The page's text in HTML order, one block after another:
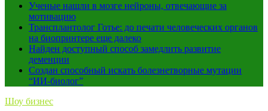
Ученые нашли в мозге нейроны, отвечающие за
мотивацию
Трансплантолог Готье: до печати человеческих органов
на биопринтере еще далеко
Найден доступный способ замедлить развитие
деменции
Создан способный искать болезнетворные мутации
“ИИ-биолог”
Шоу бизнес